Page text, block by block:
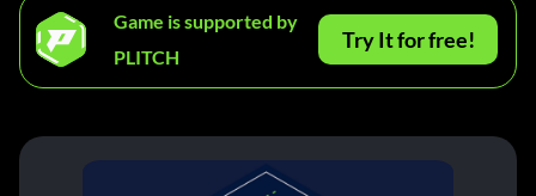
Game is supported by
PLITCH
Try It for free!